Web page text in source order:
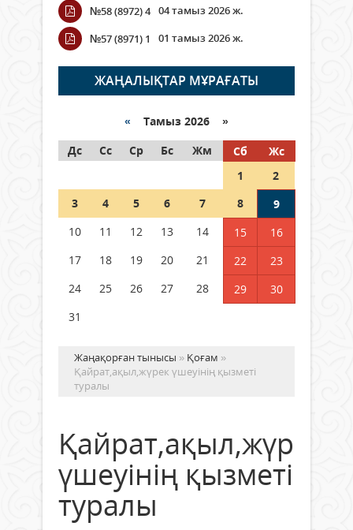
Wi-Fi ҚАБЫРҒА АРҚЫЛЫ ҚАЛАЙ
ӨТЕДІ?
06 тамыз 2026 ж. 276
граждане Казахстана,
05 тамыз 2026 ж. 158
Шетелде жүрген Қазақстан
азаматтары қалай дауыс бере
№58 (8972) 4 04 тамыз 2026 ж.
№57 (8971) 1
01 тамыз 2026 ж.
ЖАҢАЛЫҚТАР МҰРАҒАТЫ
« Тамыз 2026 »
Дс
Сс Ср Бс Жм Сб
Жс
1
2
3
4 5 6 7 8
9
10
11 12 13 14 15
16
17
18 19 20 21 22
23
24
25 26 27 28 29
30
31
Жаңақорған тынысы » Қоғам »
Қайрат,ақыл,жүрек үшеуінің қызметі
туралы
Қайрат,ақыл,жүрек
үшеуінің қызметі
туралы